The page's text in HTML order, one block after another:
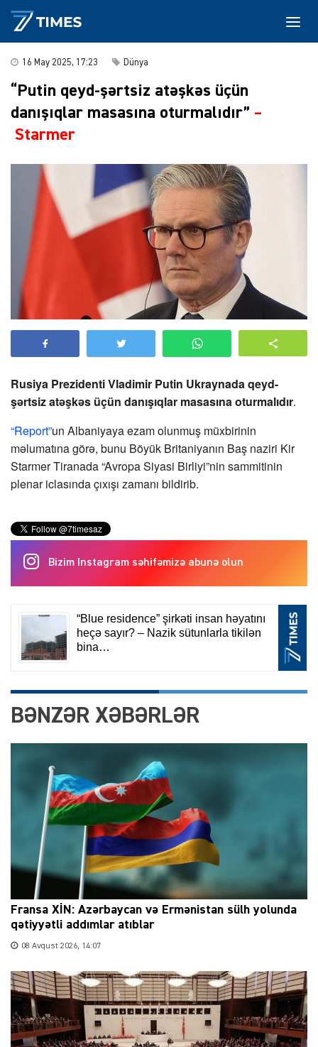
16 May 2025, 17:23 Dünya
“Putin qeyd-şərtsiz atəşkəs üçün
danışıqlar masasına oturmalıdır” –
Starmer
Rusiya Prezidenti Vladimir Putin Ukraynada qeyd-
şərtsiz atəşkəs üçün danışıqlar masasına oturmalıdır.
“Report”un Albaniyaya ezam olunmuş müxbirinin
məlumatına görə, bunu Böyük Britaniyanın Baş naziri Kir
Starmer Tiranada “Avropa Siyasi Birliyi”nin sammitinin
plenar iclasında çıxışı zamanı bildirib.
Bizim Instagram səhifəmizə abunə olun
BƏNZƏR XƏBƏRLƏR
Fransa XİN: Azərbaycan və Ermənistan sülh yolunda
qətiyyətli addımlar atıblar
08 Avqust 2026, 14:07